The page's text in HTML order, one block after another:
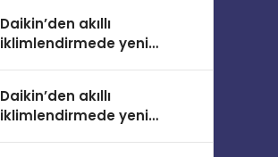
Daikin’den akıllı
iklimlendirmede yeni
Daikin’den akıllı
iklimlendirmede yeni